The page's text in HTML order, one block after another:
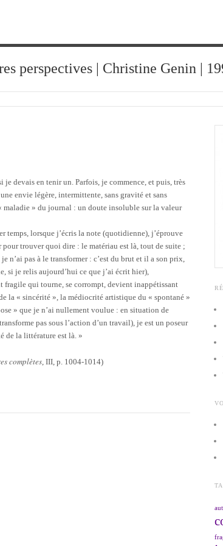
perspectives | Christine Genin |
devais en tenir un. Parfois, je commence, et puis, très
envie légère, intermittente, sans gravité et sans
» du journal : un doute insoluble sur la valeur
temps, lorsque j’écris la note (quotidienne), j’éprouve
trouver quoi dire : le matériau est là, tout de suite ;
n’ai pas à le transformer : c’est du brut et il a son prix,
si je relis aujourd’hui ce que j’ai écrit hier),
fragile qui tourne, se corrompt, devient inappétissant
la « sincérité », la médiocrité artistique du « spontané »
» que je n’ai nullement voulue : en situation de
pas sous l’action d’un travail), je est un poseur
de la littérature est là. »
complètes , III, p. 1004-1014)